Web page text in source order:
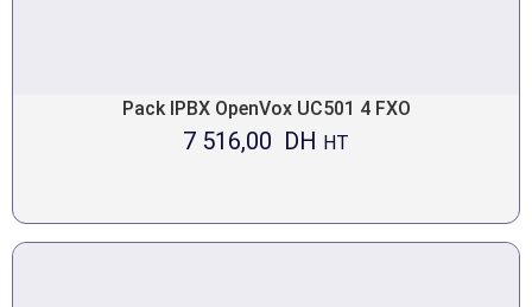
Pack IPBX OpenVox UC501 4 FXO
7 516,00 DH HT